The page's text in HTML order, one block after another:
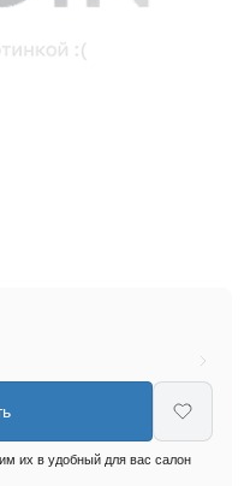
их в удобный для вас салон